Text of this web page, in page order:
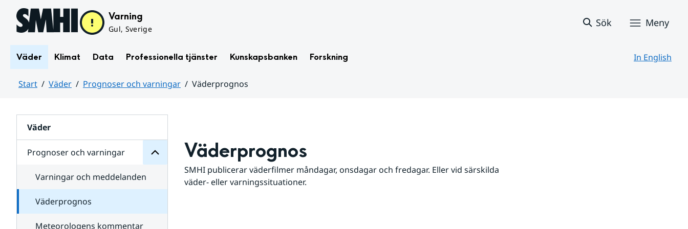
Hoppa till sidans innehåll Varning
Gul, Sverige
Sök Meny
Väder Klimat Data Professionella tjänster Kunskapsbanken Forskning In English
Start Väder Prognoser och varningar
Väderprognos
Väder
Prognoser och varningar
för
varningar
Varningar och meddelanden
Väderprognos
Meteorologens kommentar
Väderprognos
SMHI publicerar väderfilmer måndagar, onsdagar och fredagar. Eller vid särskilda
väder- eller varningssituationer.